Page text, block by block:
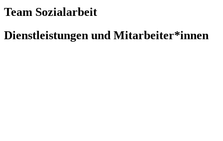
Team Sozialarbeit
Dienstleistungen und Mitarbeiter*innen